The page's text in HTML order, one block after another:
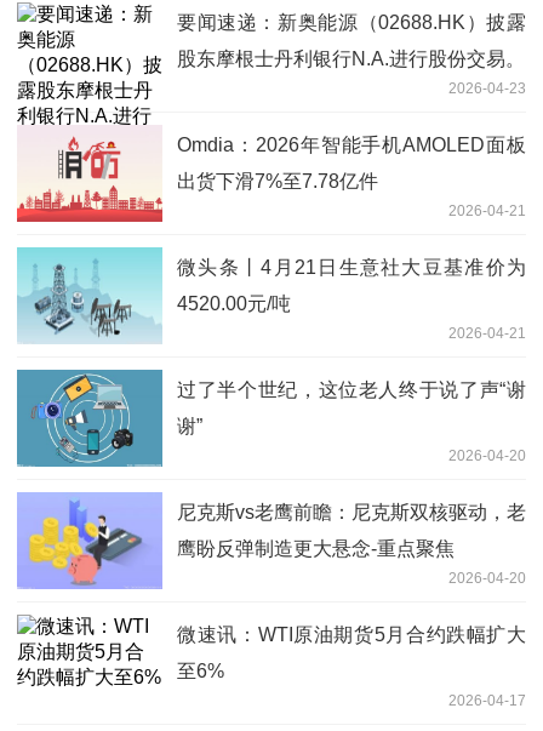
要闻速递：新奥能源（02688.HK）披露
股东摩根士丹利银行N.A.进行股份交易。
2026-04-23
Omdia：2026年智能手机AMOLED面板
出货下滑7%至7.78亿件
2026-04-21
微头条丨4月21日生意社大豆基准价为
4520.00元/吨
2026-04-21
过了半个世纪，这位老人终于说了声“谢
谢”
2026-04-20
尼克斯vs老鹰前瞻：尼克斯双核驱动，老
鹰盼反弹制造更大悬念-重点聚焦
2026-04-20
微速讯：WTI原油期货5月合约跌幅扩大
至6%
2026-04-17